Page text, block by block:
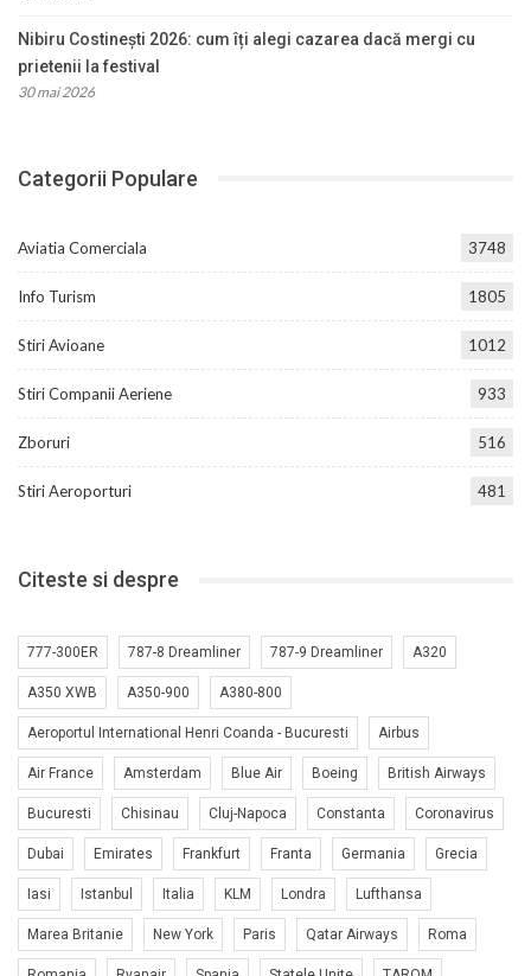
Nibiru Costinești 2026: cum îți alegi cazarea dacă mergi cu
prietenii la festival
30 mai 2026
Categorii Populare
Aviatia Comerciala 3748
Info Turism 1805
Stiri Avioane 1012
Stiri Companii Aeriene 933
Zboruri 516
Stiri Aeroporturi 481
Citeste si despre
777-300ER 787-8 Dreamliner 787-9 Dreamliner A320
A350 XWB A350-900 A380-800
Aeroportul International Henri Coanda - Bucuresti Airbus
Air France Amsterdam Blue Air Boeing British Airways
Bucuresti Chisinau Cluj-Napoca Constanta Coronavirus
Dubai Emirates Frankfurt Franta Germania Grecia
Iasi Istanbul Italia KLM Londra Lufthansa
Marea Britanie New York Paris Qatar Airways Roma